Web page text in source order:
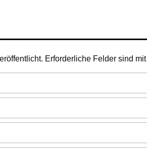
Erforderliche Felder sind mit